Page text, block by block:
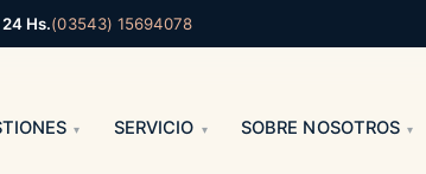
Hs.(03543) 15694078
SERVICIO SOBRE NOSOTROS